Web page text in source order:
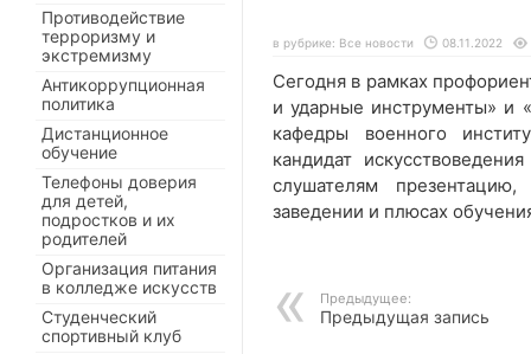
в рубрике: Все новости 08.11.2022
Сегодня в рамках
и ударные инструменты» и
кафедры военного
кандидат
слушателям
заведении и плюсах
Предыдущее:
Предыдущая запись
Противодействие
терроризму и
экстремизму
Антикоррупционная
политика
Дистанционное
обучение
Телефоны доверия
для детей,
подростков и их
родителей
Организация питания
в колледже искусств
Студенческий
спортивный клуб